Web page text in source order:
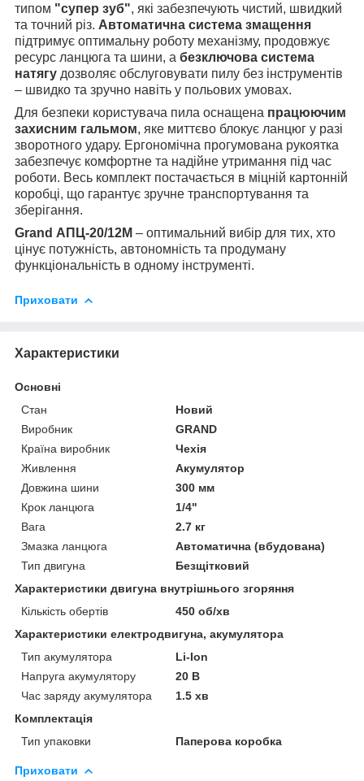
типом "супер зуб", які забезпечують чистий, швидкий
та точний різ. Автоматична система змащення
підтримує оптимальну роботу механізму, продовжує
ресурс ланцюга та шини, а безключова система
натягу дозволяє обслуговувати пилу без інструментів
– швидко та зручно навіть у польових умовах.
Для безпеки користувача пила оснащена працюючим
захисним гальмом, яке миттєво блокує ланцюг у разі
зворотного удару. Ергономічна прогумована рукоятка
забезпечує комфортне та надійне утримання під час
роботи. Весь комплект постачається в міцній картонній
коробці, що гарантує зручне транспортування та
зберігання.
Grand АПЦ-20/12M – оптимальний вибір для тих, хто
цінує потужність, автономність та продуману
функціональність в одному інструменті.
Приховати
Характеристики
Основні
Стан
Новий
Виробник
GRAND
Країна виробник
Чехія
Живлення
Акумулятор
Довжина шини
300 мм
Крок ланцюга
1/4"
Вага
2.7 кг
Змазка ланцюга
Автоматична (вбудована)
Тип двигуна
Безщітковий
Характеристики двигуна внутрішнього згоряння
Кількість обертів
450 об/хв
Характеристики електродвигуна, акумулятора
Тип акумулятора
Li-Ion
Напруга акумулятору
20 В
Час заряду акумулятора
1.5 хв
Комплектація
Тип упаковки
Паперова коробка
Приховати